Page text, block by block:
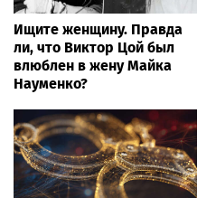
Ищите женщину. Правда
ли, что Виктор Цой был
влюблен в жену Майка
Науменко?